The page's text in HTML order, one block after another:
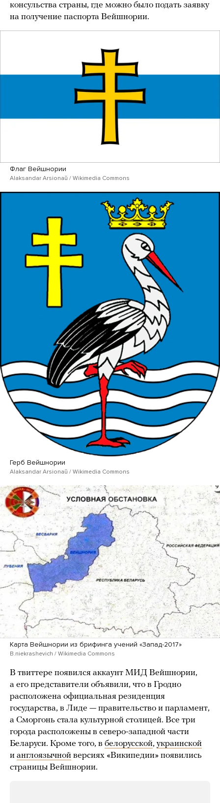
консульства страны, где можно было подать заявку
на получение паспорта Вейшнории.
Флаг Вейшнории
Alaksandar Arsionaŭ / Wikimedia Commons
Герб Вейшнории
Alaksandar Arsionaŭ / Wikimedia Commons
Карта Вейшнории из брифинга учений «Запад-2017»
B.niekrashevich / Wikimedia Commons
В твиттере появился аккаунт МИД Вейшнории,
а его представители объявили, что в Гродно
расположена официальная резиденция
государства, в Лиде — правительство и парламент,
а Сморгонь стала культурной столицей. Все три
города расположены в северо-западной части
Беларуси. Кроме того, в белорусской, украинской
и англоязычной версиях «Википедии» появились
страницы Вейшнории.